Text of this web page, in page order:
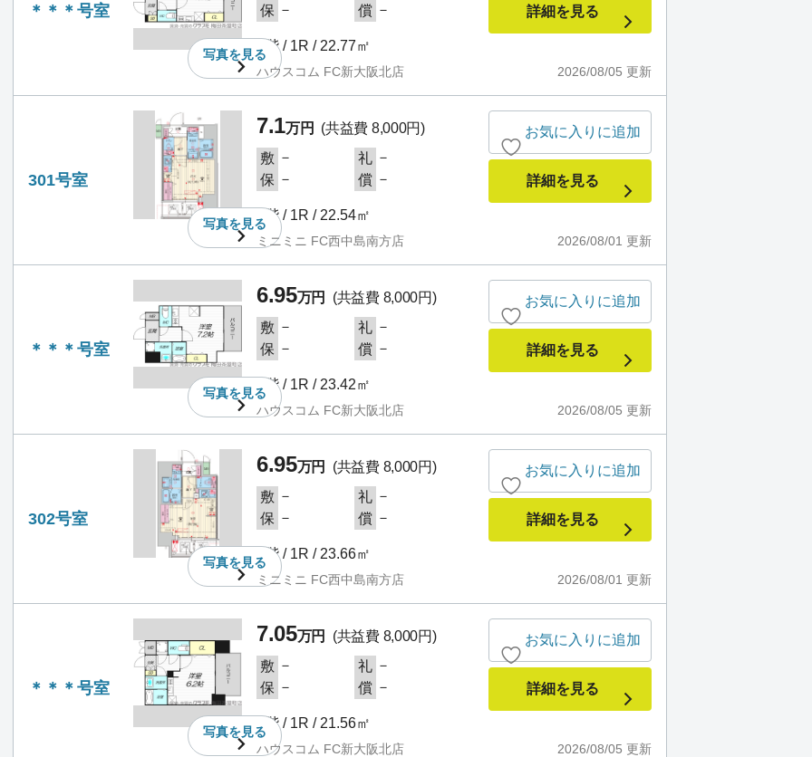
＊＊＊号室
写真を見る
保 － 償 －
3階 / 1R / 22.77㎡
2026/08/05 更新
ハウスコム FC新大阪北店
詳細を見る
301号室
写真を見る
7.1万円
(共益費 8,000円)
敷 － 礼 －
保 － 償 －
3階 / 1R / 22.54㎡
2026/08/01 更新
ミニミニ FC西中島南方店
お気に入りに追加
詳細を見る
＊＊＊号室
写真を見る
6.95万円
(共益費 8,000円)
敷 － 礼 －
保 － 償 －
3階 / 1R / 23.42㎡
2026/08/05 更新
ハウスコム FC新大阪北店
お気に入りに追加
詳細を見る
302号室
写真を見る
6.95万円
(共益費 8,000円)
敷 － 礼 －
保 － 償 －
3階 / 1R / 23.66㎡
2026/08/01 更新
ミニミニ FC西中島南方店
お気に入りに追加
詳細を見る
＊＊＊号室
写真を見る
7.05万円
(共益費 8,000円)
敷 － 礼 －
保 － 償 －
3階 / 1R / 21.56㎡
2026/08/05 更新
ハウスコム FC新大阪北店
お気に入りに追加
詳細を見る